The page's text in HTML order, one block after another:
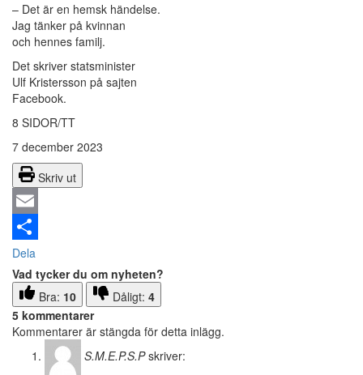
– Det är en hemsk händelse.
Jag tänker på kvinnan
och hennes familj.
Det skriver statsminister
Ulf Kristersson på sajten
Facebook.
8 SIDOR/TT
7 december 2023
Skriv ut
Email
Dela
Vad tycker du om nyheten?
Bra: 10 Dåligt: 4
5 kommentarer
Kommentarer är stängda för detta inlägg.
S.M.E.P.S.P skriver: